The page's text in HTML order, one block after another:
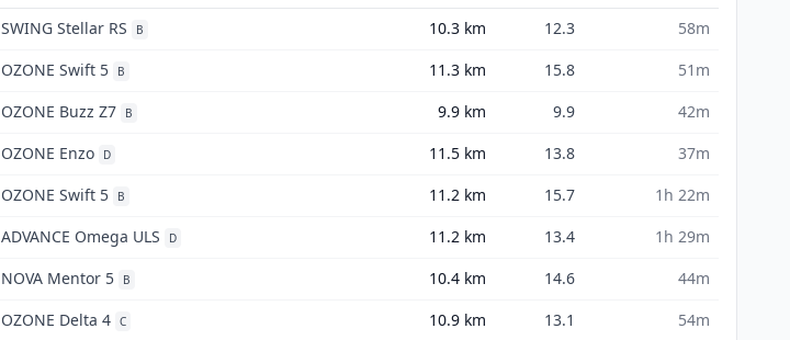
SWING Stellar RS B 10.3 km 12.3
58m
OZONE Swift 5 B 11.3 km 15.8
51m
OZONE Buzz Z7 B 9.9 km 9.9
42m
OZONE Enzo D 11.5 km 13.8
37m
OZONE Swift 5 B 11.2 km 15.7
1h 22m
ADVANCE Omega ULS D 11.2 km 13.4
1h 29m
NOVA Mentor 5 B 10.4 km 14.6
44m
OZONE Delta 4 C 10.9 km 13.1 54m